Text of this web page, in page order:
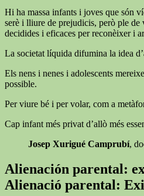
Hi ha massa infants i joves que són
serè i lliure de prejudicis, però ple de
decidides i eficaces per reconèixer i
La societat líquida difumina la idea
Els nens i nenes i adolescents
possible.
Per viure bé i per volar, com a
Cap infant més privat d’allò més
Josep Xurigué Camprubí,
Alienación parental:
Alienació parental: